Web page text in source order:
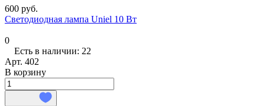
600 руб.
Светодиодная лампа Uniel 10 Вт
0
Есть в наличии: 22
Арт. 402
В корзину